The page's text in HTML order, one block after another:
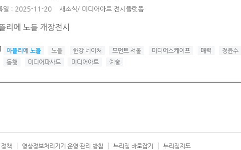
일 : 2025-11-20 새소식/ 미디어아트 전시플랫폼
리에 노들 개장전시
아뜰리에 노들 노들 한강 네이처 모먼트 서울 미디어스케이프 매력 정윤수
동행
미디어파사드 미디어아트 예술
책 영상정보처리기기 운영·관리 방침 누리집 바로잡기 누리집지도